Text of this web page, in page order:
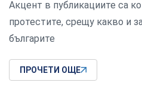
Акцент в публикациите са
протестите, срещу какво и
българите
ПРОЧЕТИ ОЩЕ